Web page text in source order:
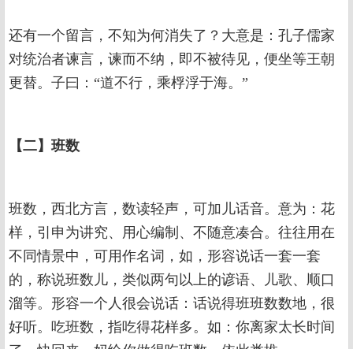
还有一个留言，不知为何消失了？大意是：孔子儒家
对统治者谏言，谏而不纳，即不被待见，便坐等王朝
更替。子曰：“道不行，乘桴浮于海。”
【二】班数
班数，西北方言，数读轻声，可加儿话音。意为：花
样，引申为讲究、用心编制、不随意凑合。往往用在
不同情景中，可用作名词，如，形容说话一套一套
的，称说班数儿，类似两句以上的谚语、儿歌、顺口
溜等。形容一个人很会说话：话说得班班数数地，很
好听。吃班数，指吃得花样多。如：你离家太长时间